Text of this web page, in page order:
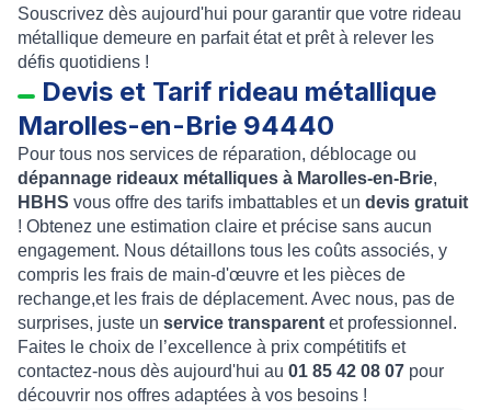
Souscrivez dès aujourd'hui pour garantir que votre rideau
métallique demeure en parfait état et prêt à relever les
défis quotidiens !
Devis et Tarif rideau métallique
Marolles-en-Brie 94440
Pour tous nos services de réparation, déblocage ou
dépannage rideaux métalliques à Marolles-en-Brie,
HBHS vous offre des tarifs imbattables et un devis gratuit
! Obtenez une estimation claire et précise sans aucun
engagement. Nous détaillons tous les coûts associés, y
compris les frais de main-d'œuvre et les pièces de
rechange,et les frais de déplacement. Avec nous, pas de
surprises, juste un service transparent et professionnel.
Faites le choix de l’excellence à prix compétitifs et
contactez-nous dès aujourd'hui au 01 85 42 08 07 pour
découvrir nos offres adaptées à vos besoins !